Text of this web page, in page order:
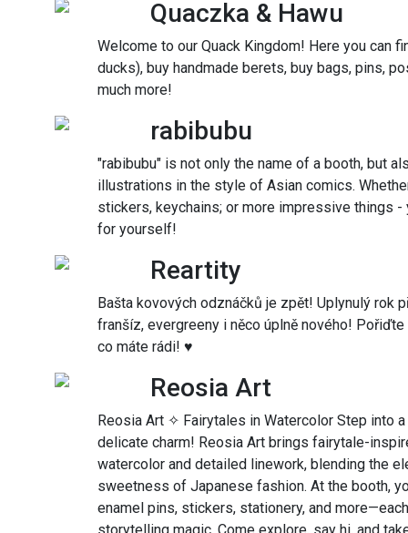
Quaczka & Hawu
Welcome to our Quack Kingdom! Here you can
ducks), buy handmade berets, buy bags, pins,
much more!
rabibubu
"rabibubu" is not only the name of a booth, but
illustrations in the style of Asian comics.
stickers, keychains; or more impressive things
for yourself!
Reartity
Bašta kovových odznáčků je zpět! Uplynulý rok
franšíz, evergreeny i něco úplně nového!
co máte rádi! ♥
Reosia Art
Reosia Art ✧ Fairytales in Watercolor Step into
delicate charm! Reosia Art brings fairytale-
watercolor and detailed linework, blending the
sweetness of Japanese fashion. At the booth,
enamel pins, stickers, stationery, and